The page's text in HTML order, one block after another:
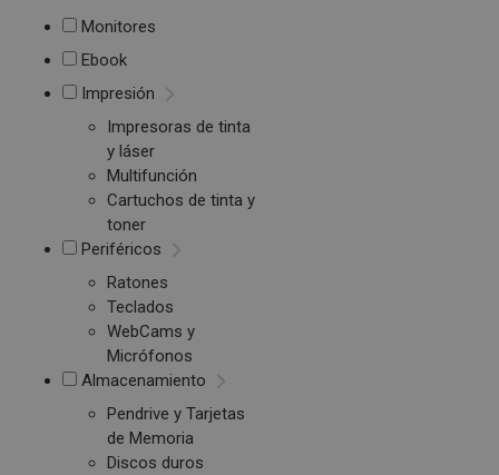
Monitores
Ebook
Impresión
Impresoras de tinta
y láser
Multifunción
Cartuchos de tinta y
toner
Periféricos
Ratones
Teclados
WebCams y
Micrófonos
Almacenamiento
Pendrive y Tarjetas
de Memoria
Discos duros